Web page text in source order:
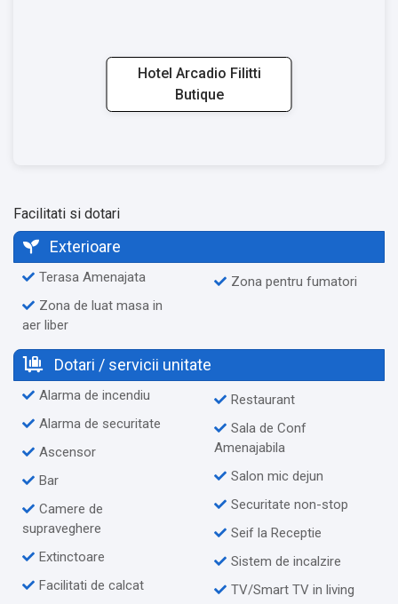
Hotel Arcadio Filitti
Butique
Facilitati si dotari
Exterioare
Terasa Amenajata
Zona de luat masa in
aer liber
Zona pentru fumatori
Dotari / servicii unitate
Alarma de incendiu
Alarma de securitate
Ascensor
Bar
Camere de
supraveghere
Extinctoare
Facilitati de calcat
Restaurant
Sala de Conf
Amenajabila
Salon mic dejun
Securitate non-stop
Seif la Receptie
Sistem de incalzire
TV/Smart TV in living